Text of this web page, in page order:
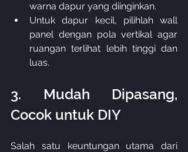
warna dapur yang diinginkan.
Untuk dapur kecil, pilihlah wall
panel dengan pola vertikal agar
ruangan terlihat lebih tinggi dan
luas.
3. Mudah Dipasang,
Cocok untuk DIY
Salah satu keuntungan utama dari